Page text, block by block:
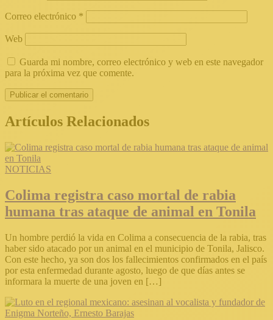
Correo electrónico *
Web
Guarda mi nombre, correo electrónico y web en este navegador
para la próxima vez que comente.
Artículos Relacionados
NOTICIAS
Colima registra caso mortal de rabia
humana tras ataque de animal en Tonila
Un hombre perdió la vida en Colima a consecuencia de la rabia, tras
haber sido atacado por un animal en el municipio de Tonila, Jalisco.
Con este hecho, ya son dos los fallecimientos confirmados en el país
por esta enfermedad durante agosto, luego de que días antes se
informara la muerte de una joven en […]